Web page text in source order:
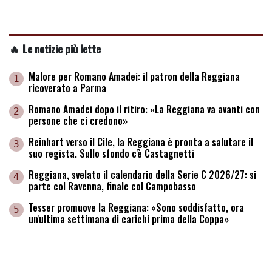
🔥 Le notizie più lette
1 Malore per Romano Amadei: il patron della Reggiana
ricoverato a Parma
2 Romano Amadei dopo il ritiro: «La Reggiana va avanti con
persone che ci credono»
3 Reinhart verso il Cile, la Reggiana è pronta a salutare il
suo regista. Sullo sfondo c'è Castagnetti
4 Reggiana, svelato il calendario della Serie C 2026/27: si
parte col Ravenna, finale col Campobasso
5 Tesser promuove la Reggiana: «Sono soddisfatto, ora
un'ultima settimana di carichi prima della Coppa»